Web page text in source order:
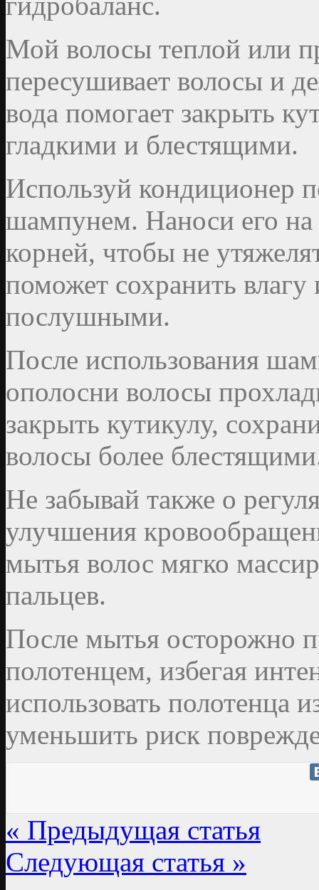
Мой волосы теплой или
пересушивает волосы и
вода помогает закрыть
гладкими и блестящими.
Используй кондиционер
шампунем. Наноси его на
корней, чтобы не
поможет сохранить
послушными.
После использования
ополосни волосы
закрыть кутикулу,
волосы более
Не забывай также о
улучшения
мытья волос мягко
пальцев.
После мытья осторожно
полотенцем, избегая
использовать полотенца
уменьшить риск
« Предыдущая статья
Следующая статья »